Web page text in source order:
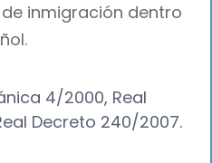
inmigración dentro
4/2000, Real
Decreto 240/2007.